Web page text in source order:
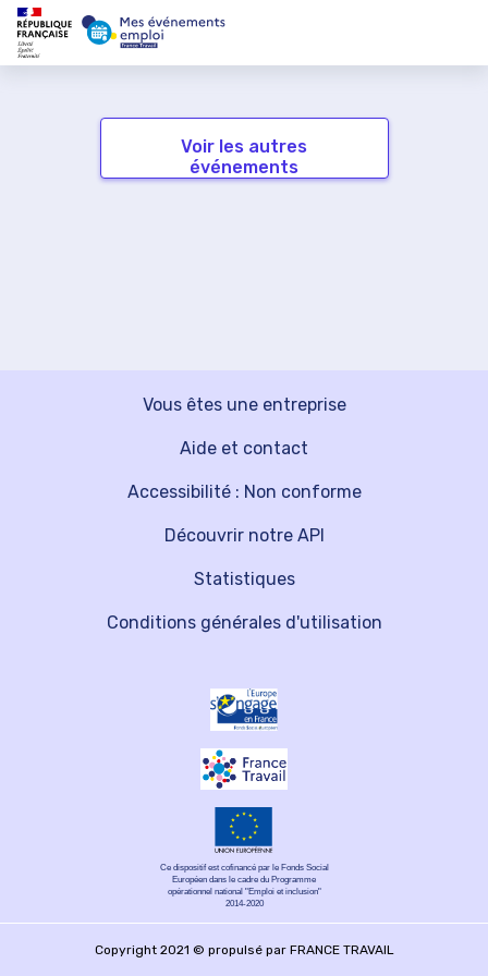
Voir les autres
événements
Vous êtes une entreprise
Découvrir notre API
Aide et contact
Statistiques
Accessibilité : Non conforme
Conditions générales d'utilisation
Ce dispositif est cofinancé par le Fonds Social
Européen dans le cadre du Programme
opérationnel national "Emploi et inclusion"
2014-2020
Copyright 2021 © propulsé par FRANCE TRAVAIL